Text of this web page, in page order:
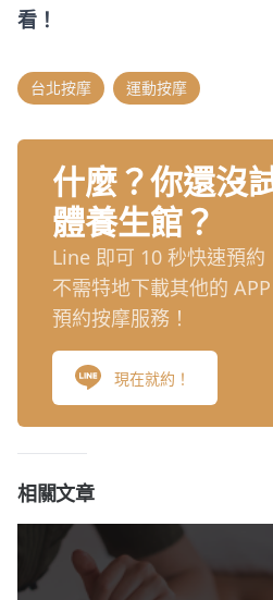
看！
台北按摩 運動按摩
什麼？你還沒
體養生館？
Line 即可 10 秒快速預約
不需特地下載其他的
預約按摩服務！
現在就約！
相關文章